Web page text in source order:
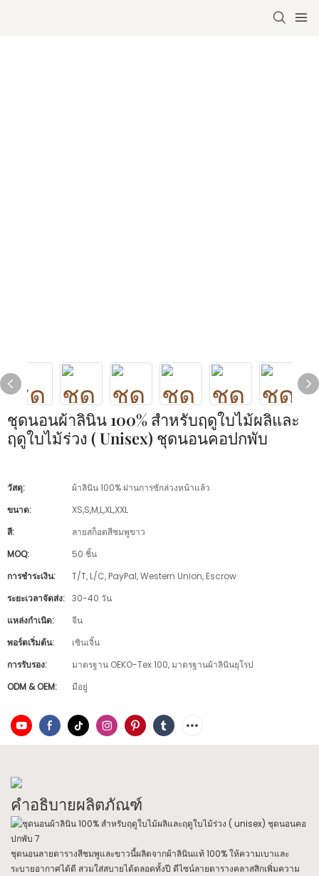
ชุดนอนผ้าลินิน 100% สำหรับฤดูใบไม้ผลิและ
ฤดูใบไม้ร่วง ( Unisex) ชุดนอนคอปกพับ
วัสดุ:
ผ้าลินิน 100% ผ่านการซักล่วงหน้าแล้ว
ขนาด:
XS,S,M,L,XL,XXL
สี:
ลายสก็อตสีชมพูขาว
MOQ:
50 ชิ้น
การชำระเงิน:
T/T, L/C, PayPal, Western Union, Escrow
ระยะเวลาจัดส่ง: 30-40 วัน
แหล่งกำเนิด:
จีน
พอร์ตเริ่มต้น:
เซินเจิ้น
การรับรอง:
มาตรฐาน OEKO-Tex 100, มาตรฐานผ้าลินินยุโรป
ODM & OEM:
มีอยู่
คำอธิบายผลิตภัณฑ์
ชุดนอนลายตารางสีชมพูและขาวนี้ผลิตจากผ้าลินินแท้ 100% ให้ความเบาและ
ระบายอากาศได้ดี สวมใส่สบายได้ตลอดทั้งปี ดีไซน์ลายตารางคลาสสิกเพิ่มความ